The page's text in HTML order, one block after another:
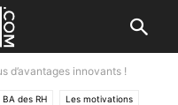
d’avantages innovants !
des RH Les motivations